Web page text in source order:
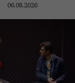
06.08.2026